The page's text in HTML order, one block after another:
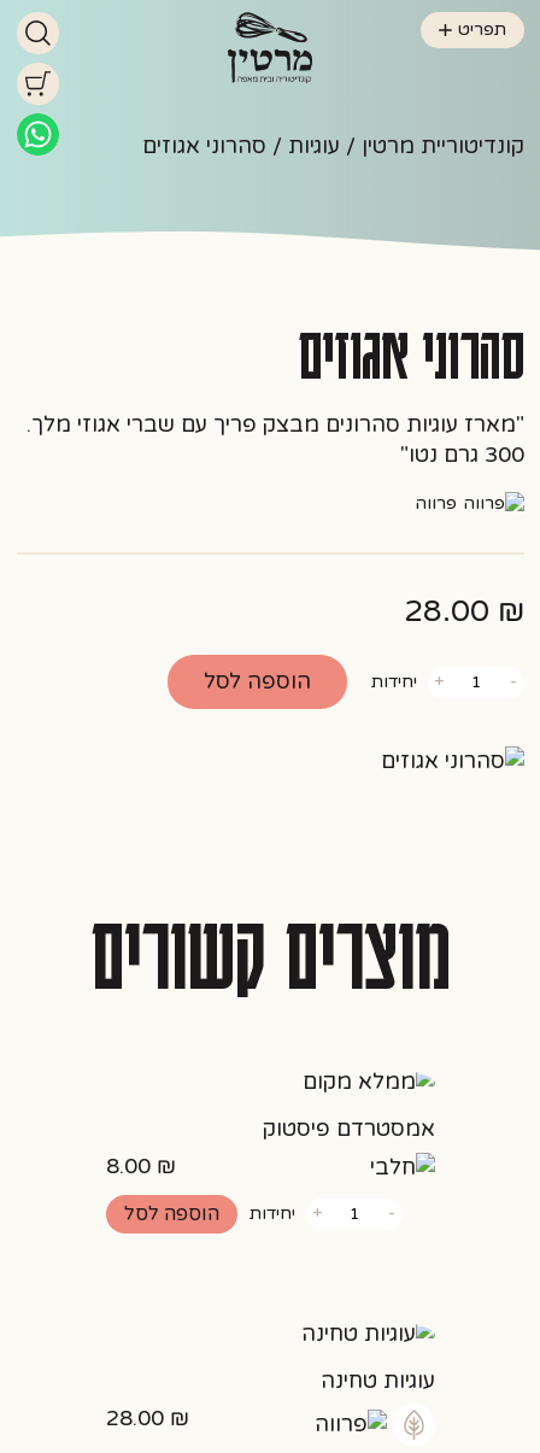
תפריט
קונדיטוריית מרטין / עוגיות / סהרוני אגוזים
סהרוני אגוזים
"מארז עוגיות סהרונים מבצק פריך עם שברי אגוזי מלך.
300 גרם נטו"
פרווה
28.00 ₪
-של
+ יחידות הוספה לסל
מוצרים קשורים
אמסטרדם פיסטוק
8.00 ₪
-של
+ יחידות הוספה לסל
עוגיות טחינה
28.00 ₪